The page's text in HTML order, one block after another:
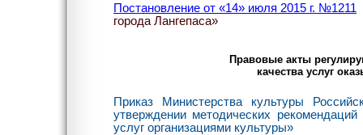
Постановление от «14» июля 2015 г. №1211
города Лангепаса»
Правовые акты
качества услуг
Приказ Министерства культуры
утверждении методических
услуг организациями культуры»